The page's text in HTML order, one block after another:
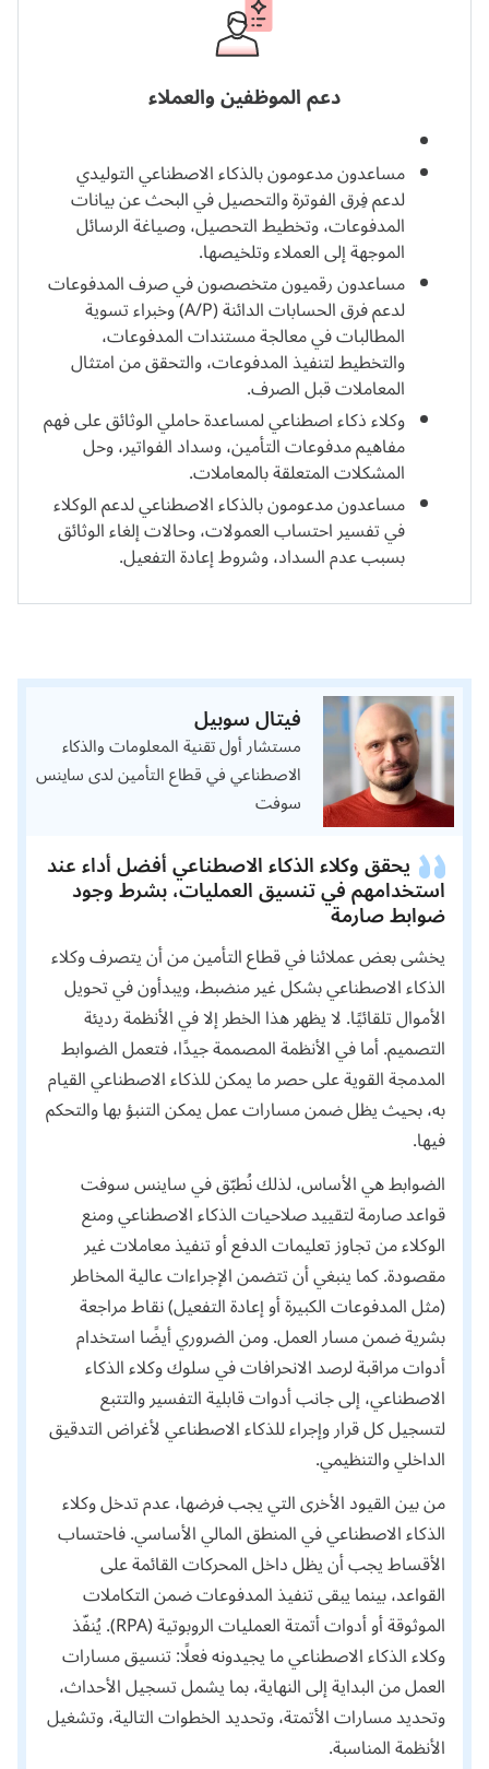
دعم الموظفين والعملاء
مساعدون مدعومون بالذكاء الاصطناعي التوليدي
لدعم فِرق الفوترة والتحصيل في البحث عن بيانات
المدفوعات، وتخطيط التحصيل، وصياغة الرسائل
الموجهة إلى العملاء وتلخيصها.
مساعدون رقميون متخصصون في صرف المدفوعات
لدعم فرق الحسابات الدائنة (A/P) وخبراء تسوية
المطالبات في معالجة مستندات المدفوعات،
والتخطيط لتنفيذ المدفوعات، والتحقق من امتثال
المعاملات قبل الصرف.
وكلاء ذكاء اصطناعي لمساعدة حاملي الوثائق على فهم
مفاهيم مدفوعات التأمين، وسداد الفواتير، وحل
المشكلات المتعلقة بالمعاملات.
مساعدون مدعومون بالذكاء الاصطناعي لدعم الوكلاء
في تفسير احتساب العمولات، وحالات إلغاء الوثائق
بسبب عدم السداد، وشروط إعادة التفعيل.
فيتال سوبيل
مستشار أول تقنية المعلومات والذكاء
الاصطناعي في قطاع التأمين لدى ساينس
سوفت
يحقق وكلاء الذكاء الاصطناعي أفضل أداء عند
استخدامهم في تنسيق العمليات، بشرط وجود
ضوابط صارمة
يخشى بعض عملائنا في قطاع التأمين من أن يتصرف وكلاء
الذكاء الاصطناعي بشكل غير منضبط، ويبدأون في تحويل
الأموال تلقائيًا. لا يظهر هذا الخطر إلا في الأنظمة رديئة
التصميم. أما في الأنظمة المصممة جيدًا، فتعمل الضوابط
المدمجة القوية على حصر ما يمكن للذكاء الاصطناعي القيام
به، بحيث يظل ضمن مسارات عمل يمكن التنبؤ بها والتحكم
فيها.
الضوابط هي الأساس، لذلك نُطبّق في ساينس سوفت
قواعد صارمة لتقييد صلاحيات الذكاء الاصطناعي ومنع
الوكلاء من تجاوز تعليمات الدفع أو تنفيذ معاملات غير
مقصودة. كما ينبغي أن تتضمن الإجراءات عالية المخاطر
(مثل المدفوعات الكبيرة أو إعادة التفعيل) نقاط مراجعة
بشرية ضمن مسار العمل. ومن الضروري أيضًا استخدام
أدوات مراقبة لرصد الانحرافات في سلوك وكلاء الذكاء
الاصطناعي، إلى جانب أدوات قابلية التفسير والتتبع
لتسجيل كل قرار وإجراء للذكاء الاصطناعي لأغراض التدقيق
الداخلي والتنظيمي.
من بين القيود الأخرى التي يجب فرضها، عدم تدخل وكلاء
الذكاء الاصطناعي في المنطق المالي الأساسي. فاحتساب
الأقساط يجب أن يظل داخل المحركات القائمة على
القواعد، بينما يبقى تنفيذ المدفوعات ضمن التكاملات
الموثوقة أو أدوات أتمتة العمليات الروبوتية (RPA). يُنفّذ
وكلاء الذكاء الاصطناعي ما يجيدونه فعلًا: تنسيق مسارات
العمل من البداية إلى النهاية، بما يشمل تسجيل الأحداث،
وتحديد مسارات الأتمتة، وتحديد الخطوات التالية، وتشغيل
الأنظمة المناسبة.